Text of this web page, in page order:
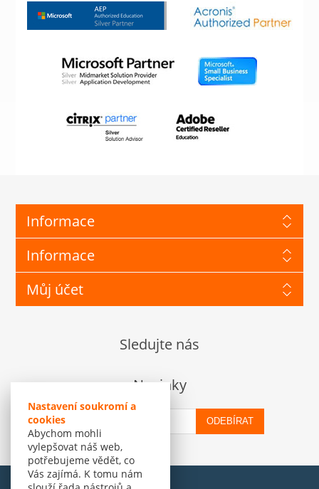
Nastavení soukromí a
cookies
Abychom mohli
vylepšovat náš web,
potřebujeme vědět, co
Vás zajímá. K tomu nám
Informace
Informace
Můj účet
Sledujte nás
Novinky
ODEBÍRAT